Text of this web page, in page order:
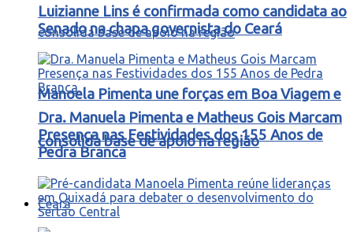
Manoela Pimenta une forças em Boa Viagem e
consolida base de apoio na região
Ceará
Luizianne Lins é confirmada como candidata ao
Senado na chapa governista do Ceará
Dra. Manuela Pimenta e Matheus Gois Marcam
Presença nas Festividades dos 155 Anos de
Pedra Branca